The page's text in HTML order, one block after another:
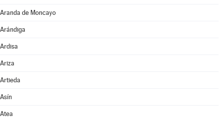
Aranda de Moncayo
Arándiga
Ardisa
Ariza
Artieda
Asín
Atea